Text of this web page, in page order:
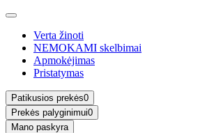
Verta žinoti
NEMOKAMI skelbimai
Apmokėjimas
Pristatymas
Patikusios prekės0
Prekės palyginimui0
Mano paskyra